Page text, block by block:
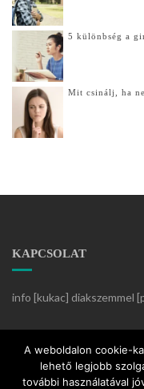
5 különbség a
Mit csinálj, ha
KAPCSOLAT
info [kukac] diakszemmel
Készítette:
A weboldalon cookie-
lehető legjobb
további használatával